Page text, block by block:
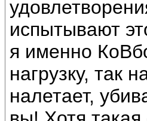
испытывают
я именно
нагрузку, так
налетает,